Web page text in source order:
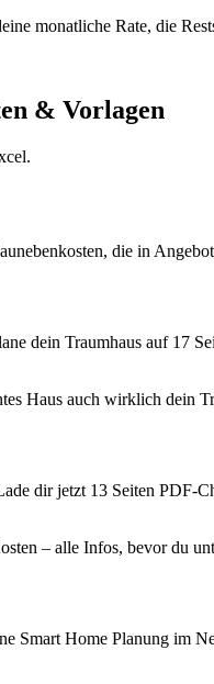
monatliche Rate, die
& Vorlagen
die in
Haus auch wirklich dein
– alle Infos, bevor du